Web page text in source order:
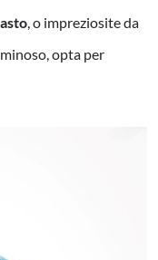
, o impreziosite da
opta per